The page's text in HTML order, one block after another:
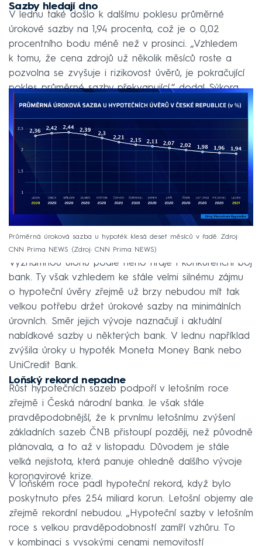
Sazby hledají dno
V lednu také došlo k dalšímu poklesu průměrné
úrokové sazby na 1,94 procenta, což je o 0,02
procentního bodu méně než v prosinci. „Vzhledem
k tomu, že cena zdrojů už několik měsíců roste a
pozvolna se zvyšuje i rizikovost úvěrů, je pokračující
pokles průměrné sazby překvapující,“ dodal Sýkora.
Průměrná úroková sazba u hypoték klesá deset měsíců v řadě. Zdroj:
CNN Prima NEWS
Zdroj: CNN Prima NEWS
Významnou úlohu podle něho hraje i konkurenční boj
bank. Ty však vzhledem ke stále velmi silnému zájmu
o hypoteční úvěry zřejmě už brzy nebudou mít tak
velkou potřebu držet úrokové sazby na minimálních
úrovních. Směr jejich vývoje naznačují i aktuální
nabídkové sazby u některých bank. V lednu například
zvýšila úroky u hypoték Moneta Money Bank nebo
UniCredit Bank.
Loňský rekord nepadne
Růst hypotečních sazeb podpoří v letošním roce
zřejmě i Česká národní banka. Je však stále
pravděpodobnější, že k prvnímu letošnímu zvýšení
základních sazeb ČNB přistoupí později, než původně
plánovala, a to až v listopadu. Důvodem je stále
velká nejistota, která panuje ohledně dalšího vývoje
koronavirové krize.
V loňském roce padl hypoteční rekord, když bylo
poskytnuto přes 254 miliard korun. Letošní objemy ale
zřejmě rekordní nebudou. „Hypoteční sazby v letošním
roce s velkou pravděpodobností zamíří vzhůru. To
v kombinaci s vysokými cenami nemovitostí